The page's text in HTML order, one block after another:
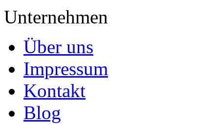
Unternehmen
Über uns
Impressum
Kontakt
Blog